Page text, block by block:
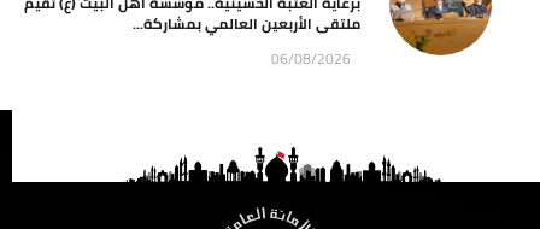
ملتقى الأربعين العالمي بمشاركة...
06/08/2026